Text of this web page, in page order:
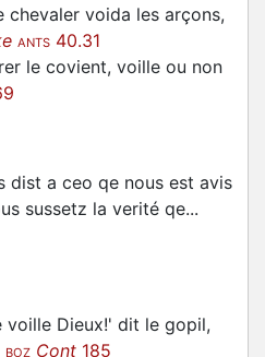
chevaler voida les arçons,
ANTS 40.31
le covient, voille ou non
dist a ceo qe nous est avis
sussetz la verité qe...
voille Dieux!' dit le gopil,
BOZ Cont 185